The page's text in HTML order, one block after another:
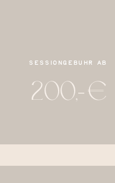
Sessiongebühr ab
200,- €